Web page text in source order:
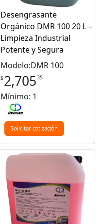
Desengrasante
Orgánico DMR 100 20 L –
Limpieza Industrial
Potente y Segura
Modelo:DMR 100
$2,70535
Mínimo: 1
Solicitar cotización